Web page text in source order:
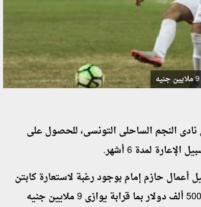
النجم الساحلى التونسى، للحصول على
لمدة 6 أشهر
.
أعمال حازم إمام بوجود رغبة لاستعارة كابتن
الزمالك لمدة 6 أشهر قادمة مع إمكانية سداد 500 ألف دولار بما قرابة يوازى 9 ملايين جنيه